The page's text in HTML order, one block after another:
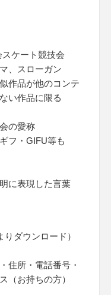
スケート競技会
、スローガン
作品が他のコンテ
い作品に限る
の愛称
フ・GIFU等も
に表現した言葉
ダウンロード）
住所・電話番号・
（お持ちの方）